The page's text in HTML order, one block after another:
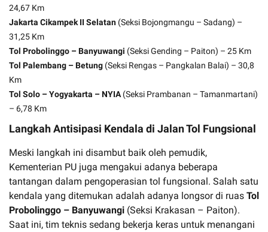
24,67 Km
Jakarta Cikampek II Selatan (Seksi Bojongmangu – Sadang) –
31,25 Km
Tol Probolinggo – Banyuwangi (Seksi Gending – Paiton) – 25 Km
Tol Palembang – Betung (Seksi Rengas – Pangkalan Balai) – 30,8
Km
Tol Solo – Yogyakarta – NYIA (Seksi Prambanan – Tamanmartani)
– 6,78 Km
Langkah Antisipasi Kendala di Jalan Tol Fungsional
Meski langkah ini disambut baik oleh pemudik,
Kementerian PU juga mengakui adanya beberapa
tantangan dalam pengoperasian tol fungsional. Salah satu
kendala yang ditemukan adalah adanya longsor di ruas Tol
Probolinggo – Banyuwangi (Seksi Krakasan – Paiton).
Saat ini, tim teknis sedang bekerja keras untuk menangani